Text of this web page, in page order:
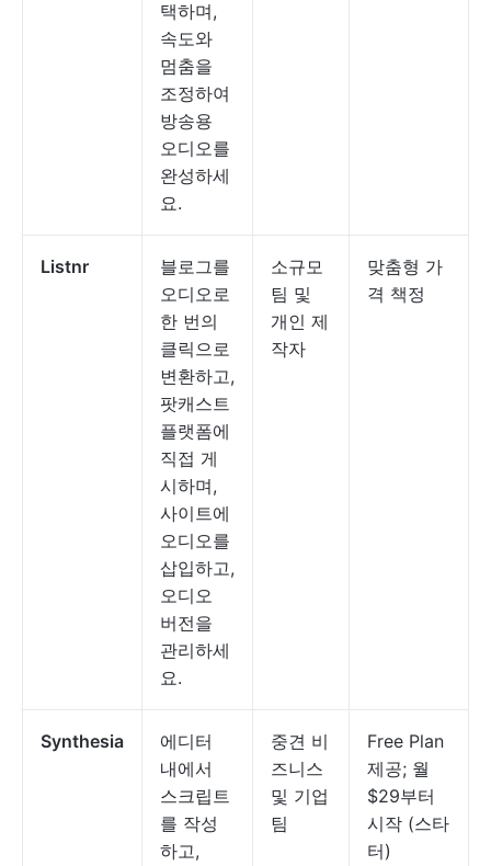
택하며,
속도와
멈춤을
조정하여
방송용
오디오를
완성하세
요.
Listnr
블로그를
오디오로
한 번의
클릭으로
변환하고,
팟캐스트
플랫폼에
직접 게
시하며,
사이트에
오디오를
삽입하고,
오디오
버전을
관리하세
요.
소규모
팀 및
개인 제
작자
맞춤형 가
격 책정
Synthesia
에디터
내에서
스크립트
를 작성
하고,
중견 비
즈니스
및 기업
팀
Free Plan
제공; 월
$29부터
시작 (스타
터)